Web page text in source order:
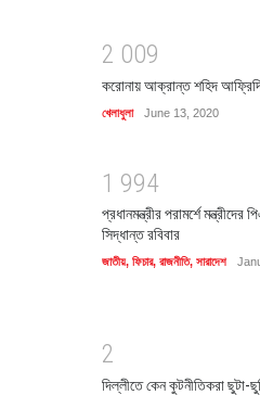
2 009
করোনায় আক্রান্ত শহিদ
খেলাধুলা June 13, 2020
1 994
প্রধানমন্ত্রীর পরামর্শে
সিদ্ধান্ত রবিবার
জাতীয়, ফিচার, রাজনীতি, সারাদেশ
2
দিল্লীতে কেন কুটনীতিকরা ছুটা-